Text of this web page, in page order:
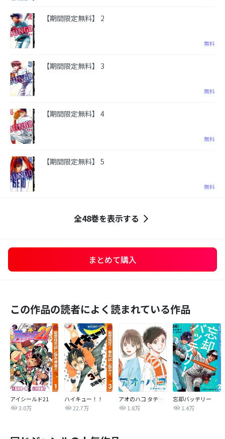
【期間限定無料】 2
無料
【期間限定無料】 3
無料
【期間限定無料】 4
無料
【期間限定無料】 5
無料
全48巻を表示する
まとめて購入
この作品の読者によく読まれている作品
アイシールド21
3.0万
ハイキュー！！
22.7万
アオのハコ タテカラー版【タテヨミ】
1.8万
忘却バッテリー
1.4万